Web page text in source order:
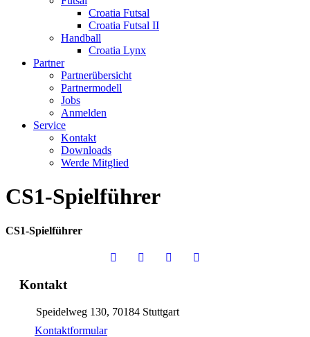
Croatia Futsal
Croatia Futsal II
Handball
Croatia Lynx
Partner
Partnerübersicht
Partnermodell
Jobs
Anmelden
Service
Kontakt
Downloads
Werde Mitglied
CS1-Spielführer
CS1-Spielführer
Kontakt
Speidelweg 130, 70184 Stuttgart
Kontaktformular